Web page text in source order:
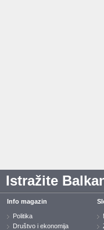
Istražite
Info magazin
Politika
Društvo i ekonomija